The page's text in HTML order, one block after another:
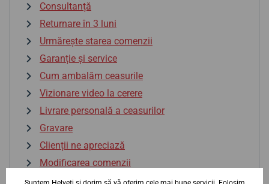
Consultanță
Returnare în 3 luni
Urmărește starea comenzii
Garanție și service
Cum ambalăm ceasurile
Vizionare video la cerere
Livrare personală a ceasurilor
Gravare
Clienții ne apreciază
Modificarea comenzii
Ceasuri în rate